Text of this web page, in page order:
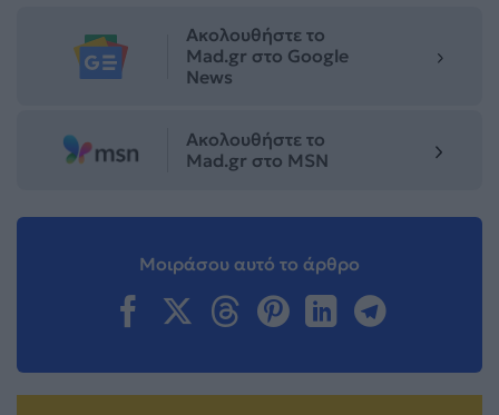
Ακολουθήστε το
Mad.gr στο Google
News
Ακολουθήστε το
Mad.gr στο MSN
Μοιράσου αυτό το άρθρο